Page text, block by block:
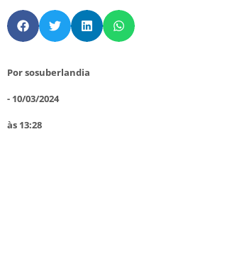
Porsosuberlandia
- 10/03/2024
às 13:28